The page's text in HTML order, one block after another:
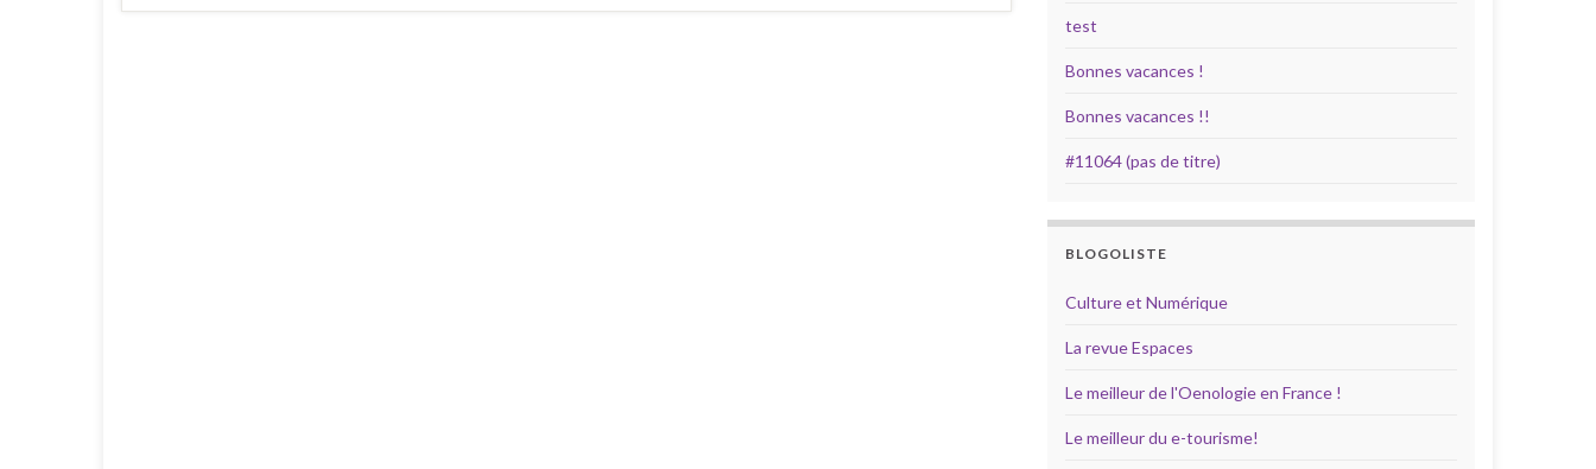
test
Bonnes vacances !
Bonnes vacances !!
#11064 (pas de titre)
BLOGOLISTE
Culture et Numérique
La revue Espaces
Le meilleur de l'Oenologie en France !
Le meilleur du e-tourisme!